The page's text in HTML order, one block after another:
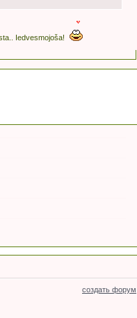
Iedvesmojoša!
создать форум